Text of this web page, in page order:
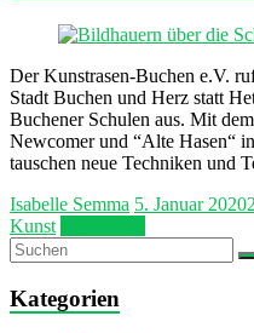
Der Kunstrasen-Buchen e.V.
Stadt Buchen und Herz statt
Buchener Schulen aus. Mit
Newcomer und “Alte Hasen“
tauschen neue Techniken und
Isabelle Semma 5. Januar 2020
Kunst
Kategorien